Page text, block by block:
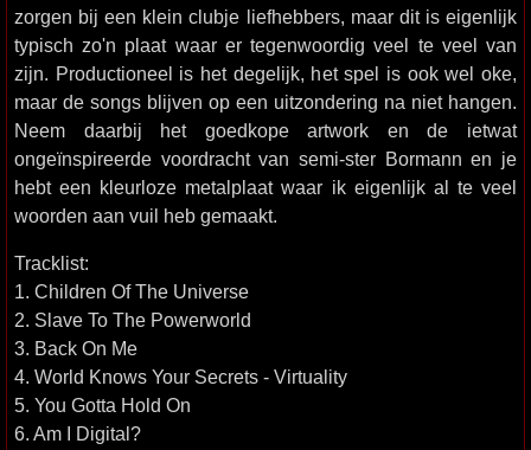
zorgen bij een klein clubje liefhebbers, maar dit is eigenlijk
typisch zo'n plaat waar er tegenwoordig veel te veel van
zijn. Productioneel is het degelijk, het spel is ook wel oke,
maar de songs blijven op een uitzondering na niet hangen.
Neem daarbij het goedkope artwork en de ietwat
ongeïnspireerde voordracht van semi-ster Bormann en je
hebt een kleurloze metalplaat waar ik eigenlijk al te veel
woorden aan vuil heb gemaakt.
Tracklist:
1. Children Of The Universe
2. Slave To The Powerworld
3. Back On Me
4. World Knows Your Secrets - Virtuality
5. You Gotta Hold On
6. Am I Digital?